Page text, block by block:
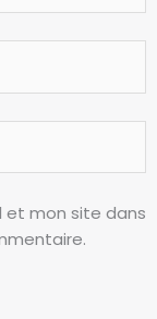
et mon site dans